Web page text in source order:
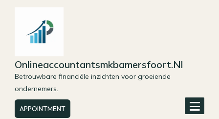
Onlineaccountantsmkbamersfoort.nl
Betrouwbare financiële inzichten voor groeiende
ondernemers.
APPOINTMENT